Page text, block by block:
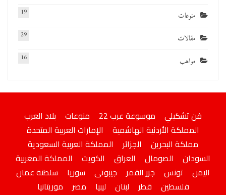
منوعات 19
مقالات 29
مواهب 16
فن تشكيلي موسوعة عرب 22 منوعات
بلاد العرب
المملكة الأردنية الهاشمية
الإمارات العربية المتحدة
مملكة البحرين
الجزائر
المملكة العربية السعودية
السودان
الصومال العراق الكويت
المملكة المغربية
اليمن
تونس جزر القمر جيبوتى سوريا
سلطنة عمان
فلسطين
قطر لبنان ليبيا مصر موريتانيا